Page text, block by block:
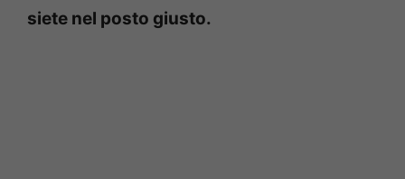
siete nel posto giusto.